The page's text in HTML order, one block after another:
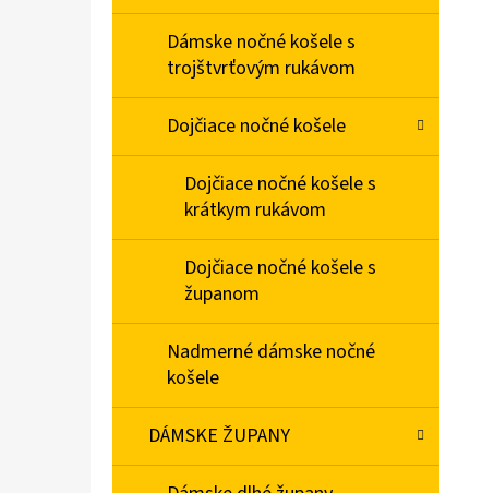
Dámske nočné košele s
trojštvrťovým rukávom
Dojčiace nočné košele
Dojčiace nočné košele s
krátkym rukávom
Dojčiace nočné košele s
županom
Nadmerné dámske nočné
košele
DÁMSKE ŽUPANY